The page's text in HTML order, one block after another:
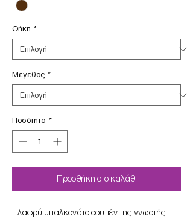
Θήκη *
Μέγεθος *
Ποσότητα *
Προσθήκη στο καλάθι
Eλαφρύ μπαλκονάτο σουτιέν της γνωστής